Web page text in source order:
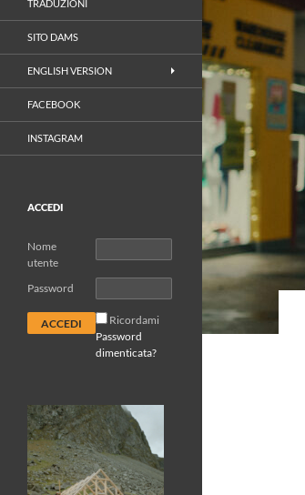
TRADUZIONI
SITO DAMS
ENGLISH VERSION
FACEBOOK
INSTAGRAM
ACCEDI
Nome
utente
Password
Ricordami
Password
dimenticata?